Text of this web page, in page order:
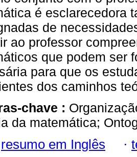
é esclarecedora
de
ao professor
que podem ser
para que os
dos caminhos
chave :
da matemática;
resumo em Inglês ·